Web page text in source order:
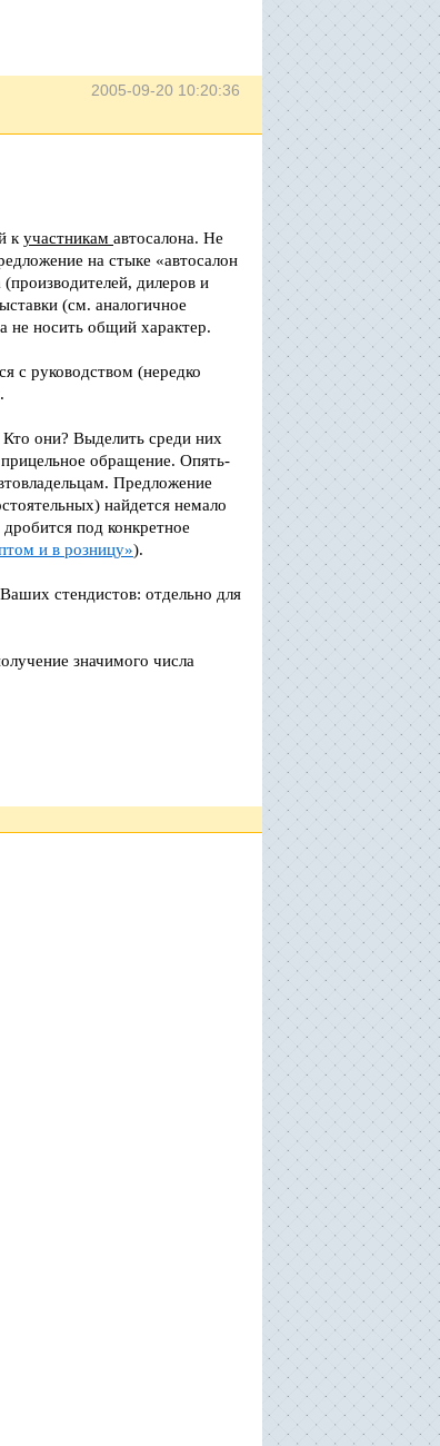
2005-09-20 10:20:36
к участникам автосалона. Не
на стыке «автосалон
дилеров и
(см. аналогичное
не носить общий характер.
с руководством (нередко
Кто они? Выделить среди них
обращение. Опять-
Предложение
найдется немало
под конкретное
и в розницу»).
стендистов: отдельно для
значимого числа